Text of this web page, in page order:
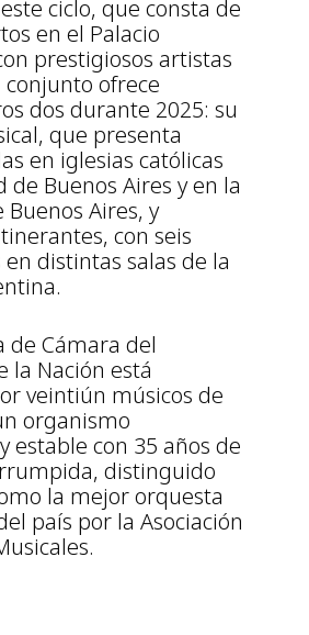
ciclo, que consta de
en el Palacio
prestigiosos artistas
ofrece
dos durante 2025: su
que presenta
en iglesias católicas
de Buenos Aires y en la
Aires, y
con seis
distintas salas de la
de Cámara del
la Nación está
veintiún músicos de
organismo
estable con 35 años de
distinguido
la mejor orquesta
país por la Asociación